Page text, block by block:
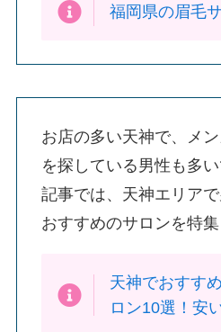
福岡県の眉毛
お店の多い天神で、メ
を探している男性も多
記事では、天神エリア
おすすめのサロンを特集
天神でおすす
ロン10選！安